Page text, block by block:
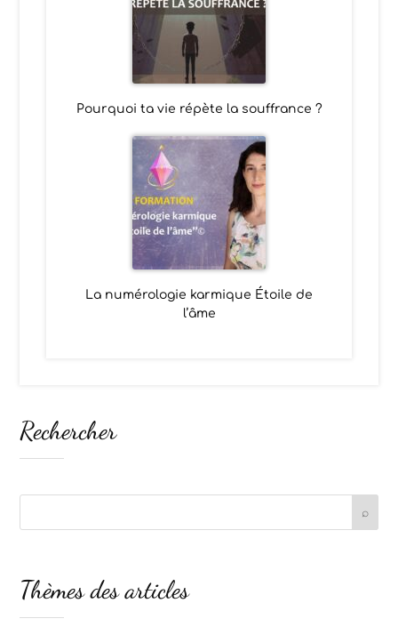
Pourquoi ta vie répète la souffrance ?
La numérologie karmique Étoile de
l’âme
Rechercher
Thèmes des articles